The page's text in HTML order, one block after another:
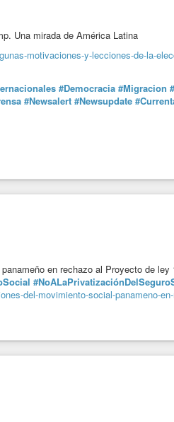
Una mirada de América Latina
motivaciones-y-lecciones-de-la-
#Democracia #Migracion
#Newsalert #Newsupdate
en rechazo al Proyecto de ley
del-movimiento-social-panameno-